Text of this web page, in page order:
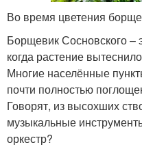
Во время цветения
Борщевик Сосновского –
когда растение
Многие населённые
почти полностью
Говорят, из высохших
музыкальные
оркестр?